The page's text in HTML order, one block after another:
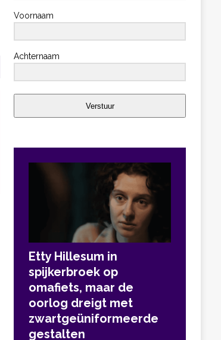
Voornaam
Achternaam
Verstuur
Etty Hillesum in
spijkerbroek op
omafiets, maar de
oorlog dreigt met
zwartgeüniformeerde
gestalten